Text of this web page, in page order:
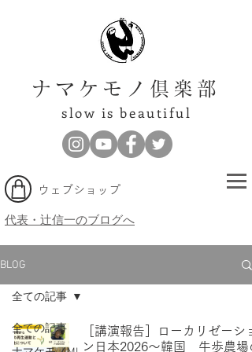
ナマケモノ倶楽部
slow is beautiful
​ウェブショップ
代表・辻信一のブログへ
BLOG
全ての記事
全ての記事
［講演報告］ローカリゼーショ
ン日本2026〜韓国 牛歩農場